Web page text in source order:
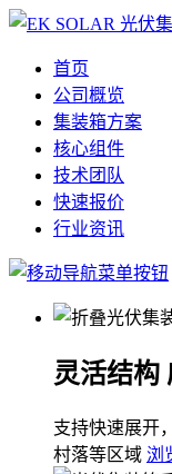
首页
公司概览
集装箱方案
核心组件
技术团队
快速报价
行业资讯
灵活结构
支持快速展开
村落等区域 浏